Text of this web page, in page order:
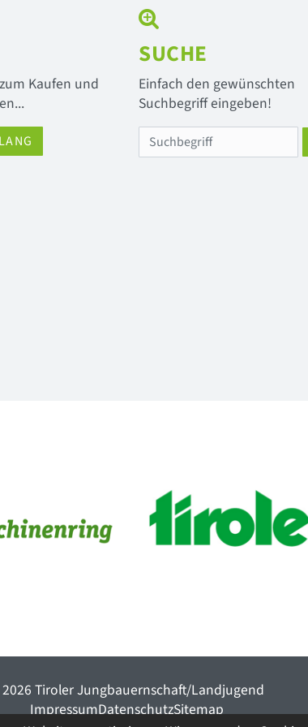
Kaufen und
SUCHE
Einfach den gewünschten
Suchbegriff eingeben!
Tiroler Jungbauernschaft/Landjugend
ImpressumDatenschutzSitemap